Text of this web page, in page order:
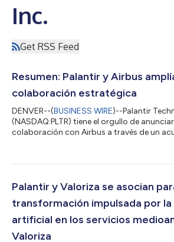
Inc.
Get RSS Feed
Resumen: Palantir y Airbus
colaboración estratégica
DENVER--(BUSINESS WIRE)--Palantir
(NASDAQ:PLTR) tiene el orgullo de
colaboración con Airbus a través de un
de este contrato renovado, Airbus seguirá
plataforma Skywise mejora los diseños de
para hacer posible una...
Palantir y Valoriza se asocian
transformación impulsada por
artificial en los servicios
Valoriza